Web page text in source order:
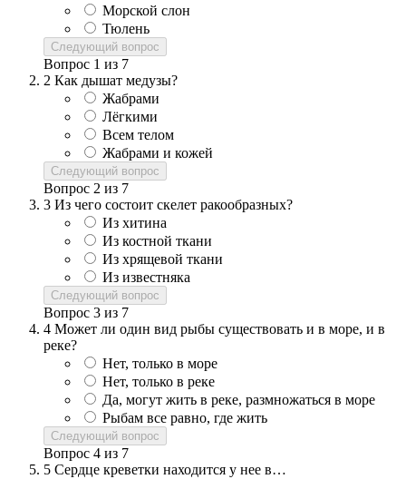
Морской слон
Тюлень
Следующий вопрос
Вопрос 1 из 7
2 Как дышат медузы?
Жабрами
Лёгкими
Всем телом
Жабрами и кожей
Следующий вопрос
Вопрос 2 из 7
3 Из чего состоит скелет ракообразных?
Из хитина
Из костной ткани
Из хрящевой ткани
Из известняка
Следующий вопрос
Вопрос 3 из 7
4 Может ли один вид рыбы существовать и в море, и в
реке?
Нет, только в море
Нет, только в реке
Да, могут жить в реке, размножаться в море
Рыбам все равно, где жить
Следующий вопрос
Вопрос 4 из 7
5 Сердце креветки находится у нее в…